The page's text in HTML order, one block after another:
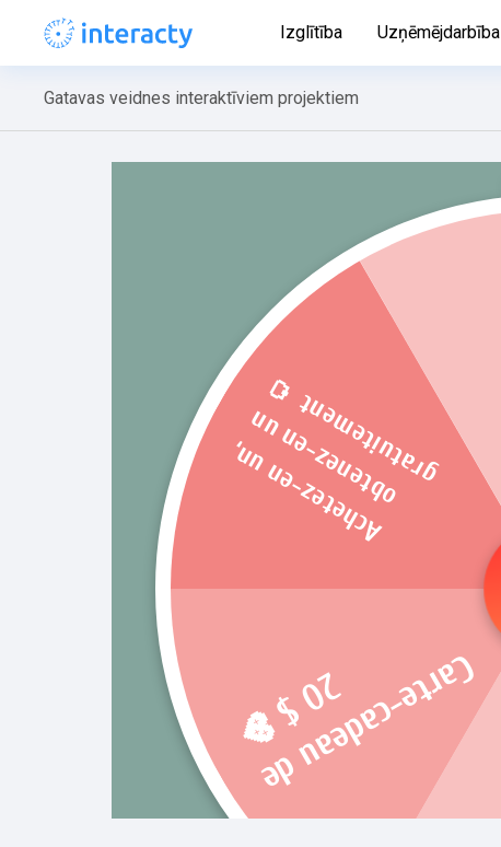
Izglītība Uzņēmējdarbība
Gatavas veidnes interaktīviem projektiem